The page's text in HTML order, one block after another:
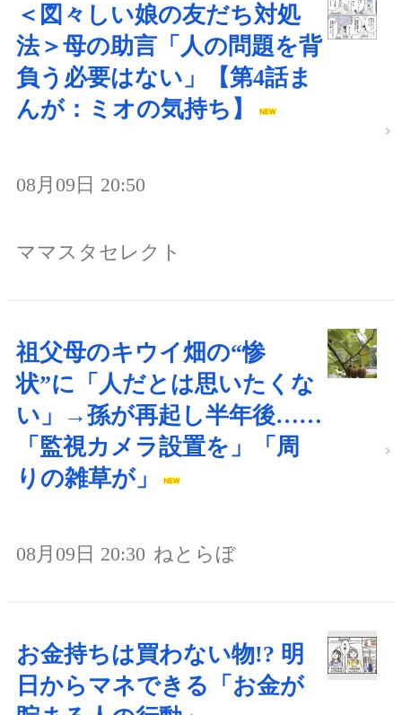
＜図々しい娘の友だち対処
法＞母の助言「人の問題を背
負う必要はない」【第4話ま
んが：ミオの気持ち】
08月09日 20:50
ママスタセレクト
祖父母のキウイ畑の“惨
状”に「人だとは思いたくな
い」→孫が再起し半年後……
「監視カメラ設置を」「周
りの雑草が」
08月09日 20:30 ねとらぼ
お金持ちは買わない物!? 明
日からマネできる「お金が